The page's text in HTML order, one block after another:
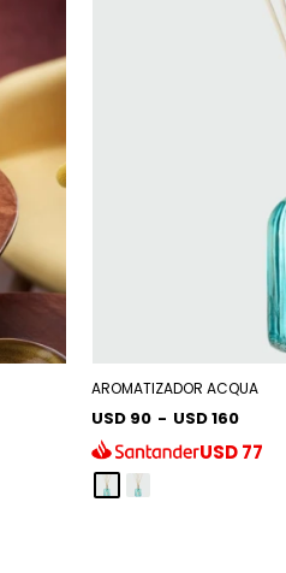
AROMATIZADOR ACQUA
USD 90 - USD 160
USD77